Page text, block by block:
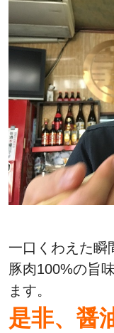
一口くわえた瞬
豚肉100%の旨
ます。
是非、醤